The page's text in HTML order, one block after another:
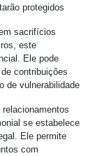
protegidos
sacrifícios
este
Ele pode
contribuições
de vulnerabilidade
se estabelece
Ele permite
com